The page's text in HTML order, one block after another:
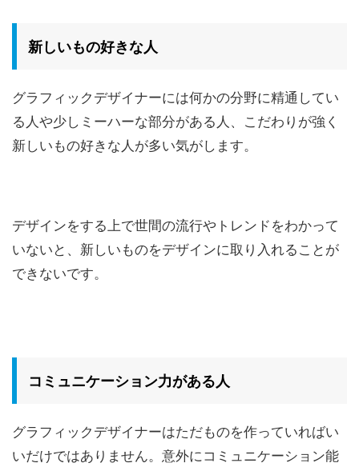
新しいもの好きな人
グラフィックデザイナーには何かの分野に精通してい
る人や少しミーハーな部分がある人、こだわりが強く
新しいもの好きな人が多い気がします。
デザインをする上で世間の流行やトレンドをわかって
いないと、新しいものをデザインに取り入れることが
できないです。
コミュニケーション力がある人
グラフィックデザイナーはただものを作っていればい
いだけではありません。意外にコミュニケーション能